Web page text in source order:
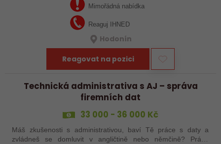
dle tvých časových možností. Mzda…
Mimořádná nabídka
Reaguj IHNED
Hodonín
Reagovat na pozici
Technická administrativa s AJ – správa
firemních dat
33 000 - 36 000 Kč
Máš zkušenosti s administrativou, baví Tě práce s daty a
zvládneš se domluvit v angličtině nebo němčině? Právě